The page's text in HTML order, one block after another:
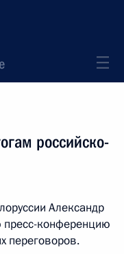
российско-
Александр
конференцию
переговоров.